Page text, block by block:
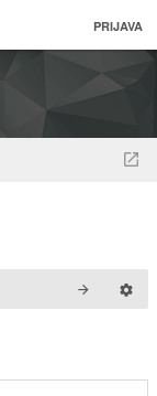
PRIJAVA